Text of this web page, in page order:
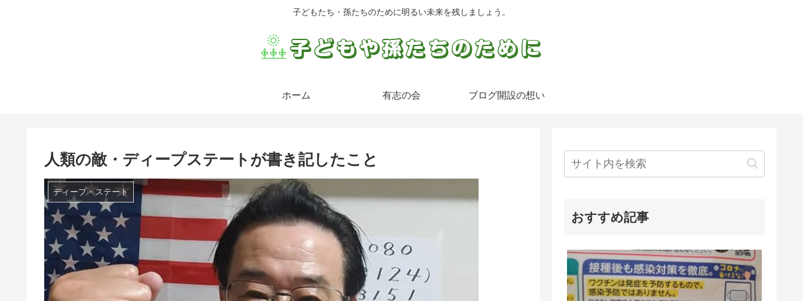
子どもたち・孫たちのために明るい未来を残しましょう。
ホーム 有志の会 ブログ開設の想い
人類の敵・ディープステートが書き記したこと
ディープ・ステート
おすすめ記事